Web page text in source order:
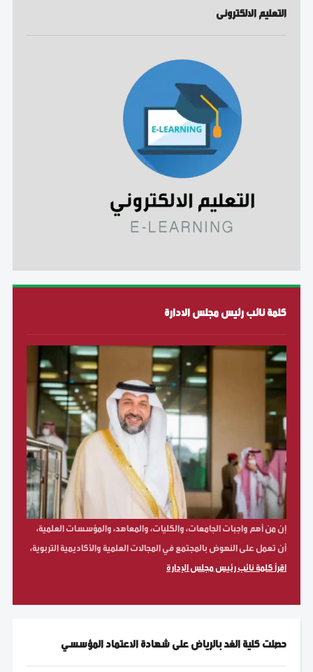
التعليم الالكترونى
كلمة نائب رئيس مجلس الادارة
إن من أهم واجبات الجامعات، والكليات، والمعاهد، والمؤسسات العلمية،
أن تعمل على النهوض بالمجتمع في المجالات العلمية والأكاديمية التربوية،
اقرأ كلمة نائب رئيس مجلس الإدارة
حصلت كلية الغد بالرياض على شهادة الاعتماد المؤسسي